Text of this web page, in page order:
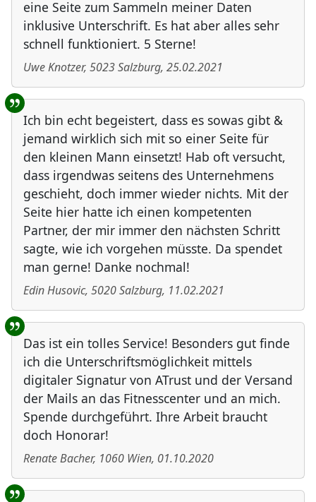
eine Seite zum Sammeln meiner Daten
inklusive Unterschrift. Es hat aber alles sehr
schnell funktioniert. 5 Sterne!
Uwe Knotzer, 5023Salzburg, 25.02.2021
Ich bin echt begeistert, dass es sowas gibt &
jemand wirklich sich mit so einer Seite für
den kleinen Mann einsetzt! Hab oft versucht,
dass irgendwas seitens des Unternehmens
geschieht, doch immer wieder nichts. Mit der
Seite hier hatte ich einen kompetenten
Partner, der mir immer den nächsten Schritt
sagte, wie ich vorgehen müsste. Da spendet
man gerne! Danke nochmal!
Edin Husovic, 5020Salzburg, 11.02.2021
Das ist ein tolles Service! Besonders gut finde
ich die Unterschriftsmöglichkeit mittels
digitaler Signatur von ATrust und der Versand
der Mails an das Fitnesscenter und an mich.
Spende durchgeführt. Ihre Arbeit braucht
doch Honorar!
Renate Bacher, 1060 Wien, 01.10.2020